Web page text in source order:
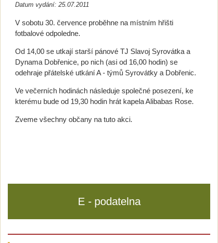
Datum vydání: 25.07.2011
V sobotu 30. července proběhne na místním hřišti
fotbalové odpoledne.
Od 14,00 se utkají starší pánové TJ Slavoj Syrovátka a
Dynama Dobřenice, po nich (asi od 16,00 hodin) se
odehraje přátelské utkání A - týmů Syrovátky a Dobřenic.
Ve večerních hodinách následuje společné posezení, ke
kterému bude od 19,30 hodin hrát kapela Alibabas Rose.
Zveme všechny občany na tuto akci.
E - podatelna